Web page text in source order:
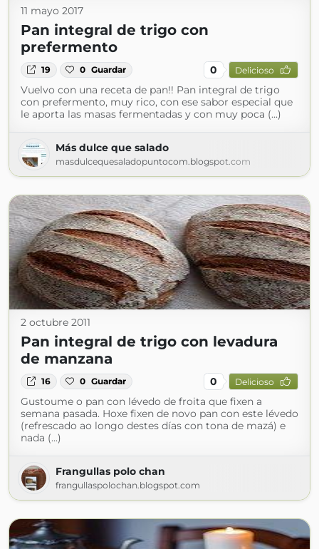
11 mayo 2017
Pan integral de trigo con
prefermento
19 0 Guardar 0 Delicioso
Vuelvo con una receta de pan!! Pan integral de trigo
con prefermento, muy rico, con ese sabor especial que
le aporta las masas fermentadas y con muy poca (...)
Más dulce que salado
masdulcequesaladopuntocom.blogspot.com
2 octubre 2011
Pan integral de trigo con levadura
de manzana
16 0 Guardar 0 Delicioso
Gustoume o pan con lévedo de froita que fixen a
semana pasada. Hoxe fixen de novo pan con este lévedo
(refrescado ao longo destes días con tona de mazá) e
nada (...)
Frangullas polo chan
frangullaspolochan.blogspot.com